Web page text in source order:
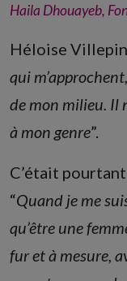
Haila Dhouayeb,
Héloise
qui
de mon milieu. Il
à mon genre”.
C’était
“Quand je me
qu’être une
fur et à mesure,